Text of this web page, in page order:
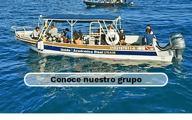
Conoce nuestro grupo